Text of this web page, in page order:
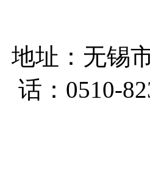
地址：无锡
话：0510-